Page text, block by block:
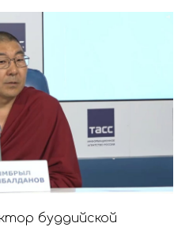
буддийской